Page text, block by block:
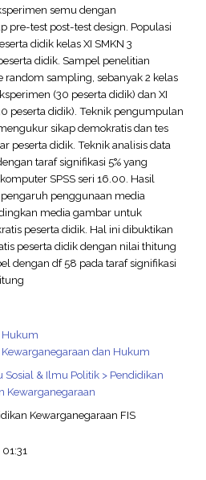
semu dengan
pre-test post-test design. Populasi
didik kelas XI SMKN 3
didik. Sampel penelitian
sampling, sebanyak 2 kelas
(30 peserta didik) dan XI
peserta didik). Teknik pengumpulan
sikap demokratis dan tes
peserta didik. Teknik analisis data
taraf signifikasi 5% yang
SPSS seri 16.00. Hasil
penggunaan media
media gambar untuk
peserta didik. Hal ini dibuktikan
peserta didik dengan nilai thitung
dengan df 58 pada taraf signifikasi
Hukum
Kewarganegaraan dan Hukum
Sosial & Ilmu Politik > Pendidikan
Kewarganegaraan
Kewarganegaraan FIS